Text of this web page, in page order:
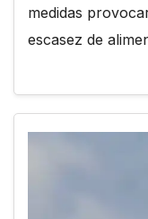
medidas
escasez de